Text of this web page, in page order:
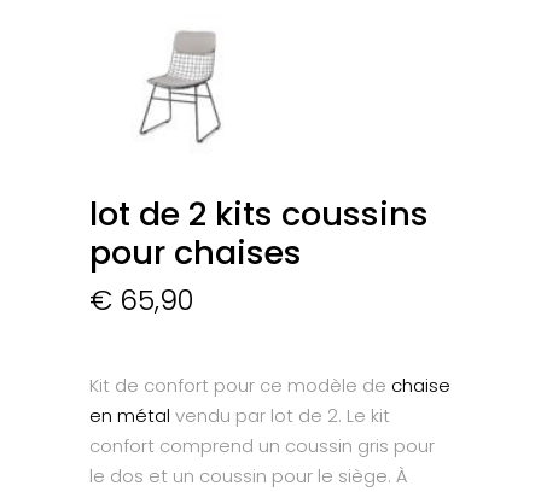
lot de 2 kits coussins
pour chaises
€ 65,90
Kit de confort pour ce modèle de chaise
en métal vendu par lot de 2. Le kit
confort comprend un coussin gris pour
le dos et un coussin pour le siège. À